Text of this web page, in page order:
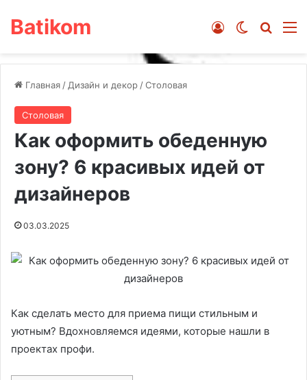
Batikom Switch skin
Войти
Главная / Дизайн и декор /Столовая
Столовая
Как оформить обеденную
зону? 6 красивых идей от
дизайнеров
03.03.2025
Как сделать место для приема пищи стильным и
уютным? Вдохновляемся идеями, которые нашли в
проектах профи.